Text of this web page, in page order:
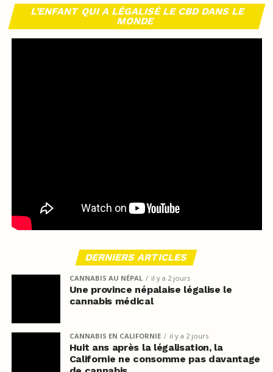
L’ENFANT QUI A LÉGALISÉ LE CBD DANS LE
MONDE
DERNIERS ARTICLES
CANNABIS AU NÉPAL il y a 2 jours
Une province népalaise légalise le
cannabis médical
CANNABIS EN CALIFORNIE il y a 2 jours
Huit ans après la légalisation, la
Californie ne consomme pas davantage